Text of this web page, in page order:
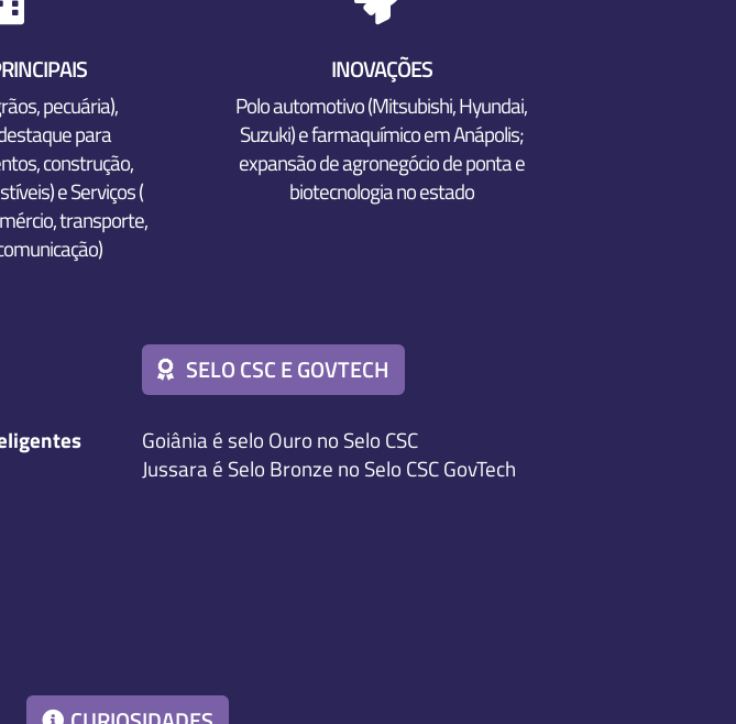
pecuária),
para
construção,
e Serviços (
transporte,
INOVAÇÕES
Polo automotivo (Mitsubishi, Hyundai,
Suzuki) e farmaquímico em Anápolis;
expansão de agronegócio de ponta e
biotecnologia no estado
SELO CSC E GOVTECH
Goiânia é selo Ouro no Selo CSC
Jussara é Selo Bronze no Selo CSC GovTech